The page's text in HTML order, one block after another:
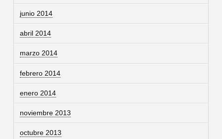
junio 2014
abril 2014
marzo 2014
febrero 2014
enero 2014
noviembre 2013
octubre 2013